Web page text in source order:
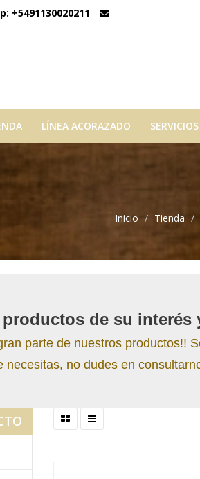
+5491130020211
LÍNEA ACORAZADO SERVICIOS
Inicio Tienda
de su
parte de nuestros productos!!
necesitas, no dudes en